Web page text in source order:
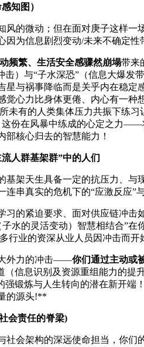
知图）
的微动；但在面对庚子这样
为信息剧烈变动/未来不确定
频繁、生活安全感骤然崩塌带来
）与“子水深恐”（信息大爆发
与祸事降临而是关乎内在稳
觉心力比身体更倦、内心有一
未有的人类集体压力共振下
份在风暴中练成的心定之力
核心归去的智慧能力！
人群基架群”中的人们
架天生具备一定的抗压力、
真实的危机下的“应激反应”
的紧迫要求、面对供应链冲
的灵活变动）智慧相结合”
业的资深从业人员因冲击而
大外力的冲击——你们通过主动或
信息识别及资源重组能力的提
强锻炼与人生转向的潜在新开
的源头!**
会责任的脊梁)
社会架构的深远使命担当，你